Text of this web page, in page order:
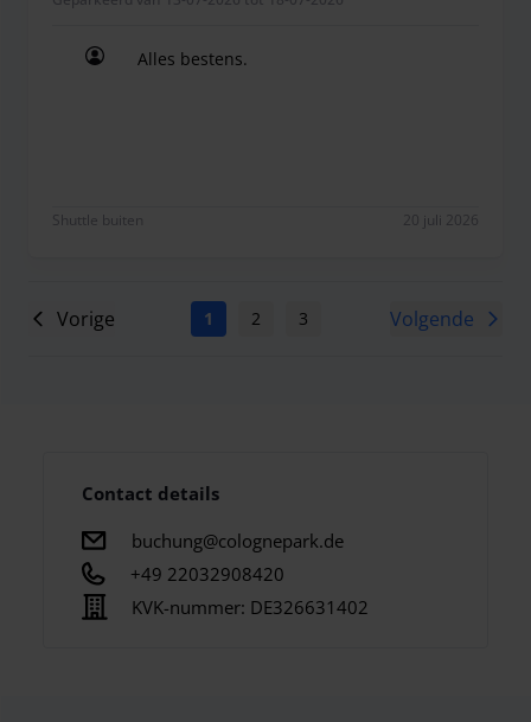
Alles bestens.
Shuttle buiten 20 juli 2026
Vorige 1 2 3 5 6 7
Volgende
Contact details
buchung@colognepark.de
+49 22032908420
KVK-nummer: DE326631402